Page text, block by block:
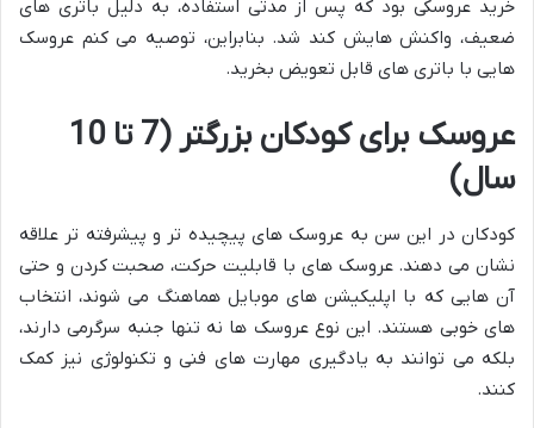
خرید عروسکی بود که پس از مدتی استفاده، به دلیل باتری های
ضعیف، واکنش هایش کند شد. بنابراین، توصیه می کنم عروسک
هایی با باتری های قابل تعویض بخرید.
عروسک برای کودکان بزرگتر (7 تا 10
سال)
کودکان در این سن به عروسک های پیچیده تر و پیشرفته تر علاقه
نشان می دهند. عروسک های با قابلیت حرکت، صحبت کردن و حتی
آن هایی که با اپلیکیشن های موبایل هماهنگ می شوند، انتخاب
های خوبی هستند. این نوع عروسک ها نه تنها جنبه سرگرمی دارند،
بلکه می توانند به یادگیری مهارت های فنی و تکنولوژی نیز کمک
کنند.